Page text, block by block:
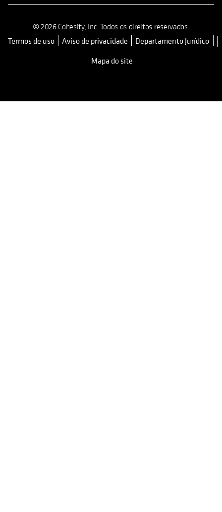
© 2026 Cohesity, Inc. Todos os direitos reservados.
Termos de usoopens in a new tab
Aviso de privacidade
Departamento Jurídico
Mapa do site